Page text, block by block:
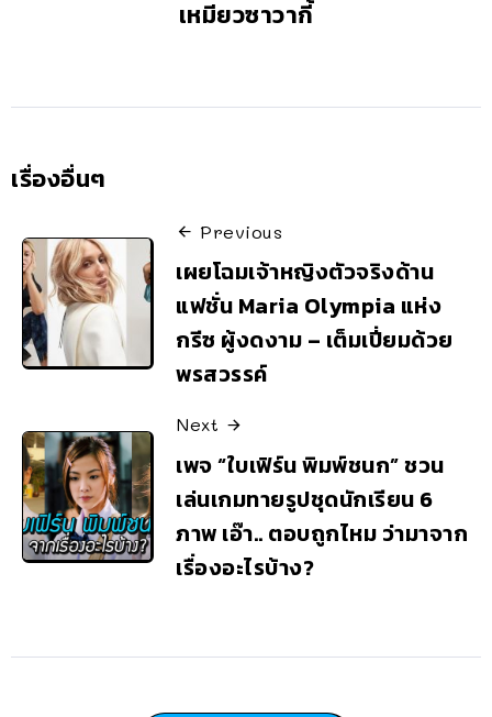
เหมียวซาวากี้
เรื่องอื่นๆ
Previous
เผยโฉมเจ้าหญิงตัวจริงด้าน
แฟชั่น Maria Olympia แห่ง
กรีซ ผู้งดงาม – เต็มเปี่ยมด้วย
พรสวรรค์
Next
เพจ “ใบเฟิร์น พิมพ์ชนก” ชวน
เล่นเกมทายรูปชุดนักเรียน 6
ภาพ เอ๊า.. ตอบถูกไหม ว่ามาจาก
เรื่องอะไรบ้าง?